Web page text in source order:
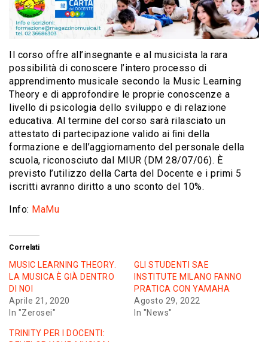
Il corso offre all’insegnante e al musicista la rara
possibilità di conoscere l’intero processo di
apprendimento musicale secondo la Music Learning
Theory e di approfondire le proprie conoscenze a
livello di psicologia dello sviluppo e di relazione
educativa. Al termine del corso sarà rilasciato un
attestato di partecipazione valido ai ﬁni della
formazione e dell’aggiornamento del personale della
scuola, riconosciuto dal MIUR (DM 28/07/06). È
previsto l’utilizzo della Carta del Docente e i primi 5
iscritti avranno diritto a uno sconto del 10%.
Info: MaMu
Correlati
MUSIC LEARNING THEORY.
LA MUSICA È GIÀ DENTRO
DI NOI
Aprile 21, 2020
In "Zerosei"
GLI STUDENTI SAE
INSTITUTE MILANO FANNO
PRATICA CON YAMAHA
Agosto 29, 2022
In "News"
TRINITY PER I DOCENTI: